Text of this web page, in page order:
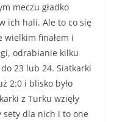
meczu gładko
ich hali. Ale to co się
wielkim finałem i
odrabianie kilku
23 lub 24. Siatkarki
2:0 i blisko było
z Turku wzięły
sety dla nich i to one